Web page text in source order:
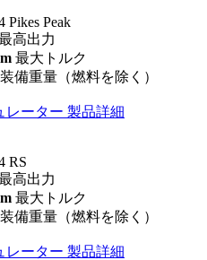
Pikes Peak
高出力
最大トルク
装備重量（燃料を除く）
レーター 製品詳細
RS
高出力
最大トルク
装備重量（燃料を除く）
レーター 製品詳細